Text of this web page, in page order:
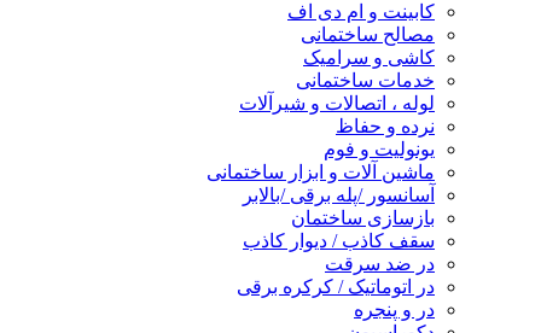
کابینت و ام دی اف
مصالح ساختمانی
کاشی و سرامیک
خدمات ساختمانی
لوله ، اتصالات و شیرآلات
نرده و حفاظ
یونولیت و فوم
ماشین آلات و ابزار ساختمانی
آسانسور /پله برقی /بالابر
بازسازی ساختمان
سقف کاذب / دیوار کاذب
در ضد سرقت
در اتوماتیک / کرکره برقی
در و پنجره